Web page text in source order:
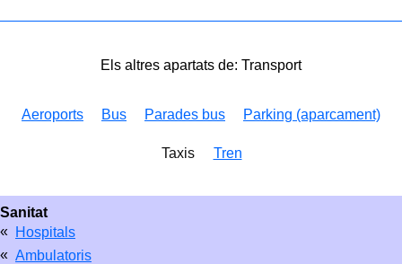
Els altres apartats de: Transport
Aeroports Bus Parades bus Parking (aparcament)
Taxis Tren
Sanitat
« Hospitals
« Ambulatoris